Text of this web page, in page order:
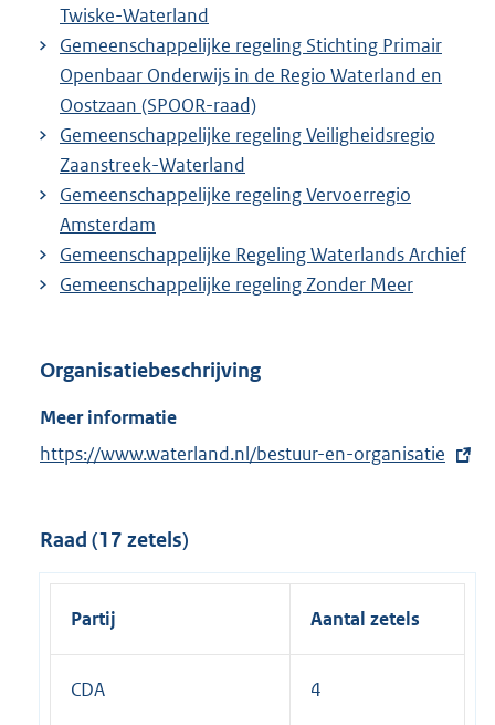
Twiske-Waterland
Gemeenschappelijke regeling Stichting Primair
Openbaar Onderwijs in de Regio Waterland en
Oostzaan (SPOOR-raad)
Gemeenschappelijke regeling Veiligheidsregio
Zaanstreek-Waterland
Gemeenschappelijke regeling Vervoerregio
Amsterdam
Gemeenschappelijke Regeling Waterlands Archief
Gemeenschappelijke regeling Zonder Meer
Organisatiebeschrijving
Meer informatie
E
e
r
https://www.waterland.nl/bestuur-en-organisatie
Raad (17 zetels)
Partij Aantal zetels
CDA 4